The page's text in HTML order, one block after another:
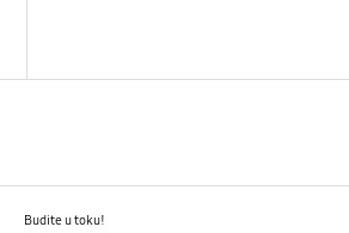
Budite u toku!